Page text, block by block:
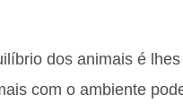
dos animais é
com o ambiente